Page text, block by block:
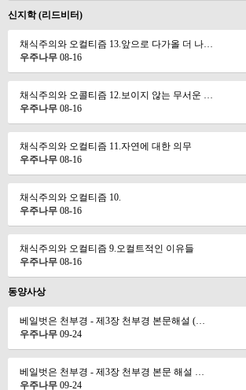
신지학 (리드비터)
채식주의와 오컬티즘 13.앞으로 다가올 더 나…
우주나무 08-16
채식주의와 오콜티즘 12.보이지 않는 무서운 …
우주나무 08-16
채식주의와 오컬티즘 11.자연에 대한 의무
우주나무 08-16
채식주의와 오컬티즘 10.
우주나무 08-16
채식주의와 오컬티즘 9.오컬트적인 이유들
우주나무 08-16
동양사상
베일벗은 천부경 - 제3장 천부경 본문해설 (…
우주나무 09-24
베일벗은 천부경 - 제3장 천부경 본문 해설 …
우주나무 09-24